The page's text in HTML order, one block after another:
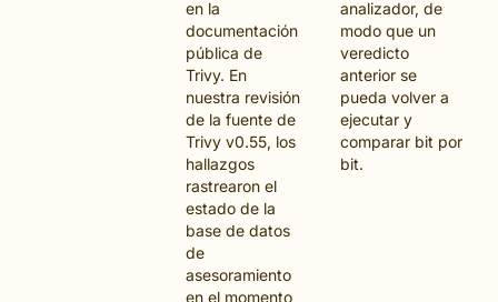
en la
documentación
pública de
Trivy. En
nuestra revisión
de la fuente de
Trivy v0.55, los
hallazgos
rastrearon el
estado de la
base de datos
de
asesoramiento
en el momento
analizador, de
modo que un
veredicto
anterior se
pueda volver a
ejecutar y
comparar bit por
bit.